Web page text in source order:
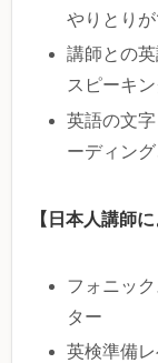
やりとり
講師との
スピーキ
英語の文
ーディン
【日本人講師
フォニッ
ター
英検準備